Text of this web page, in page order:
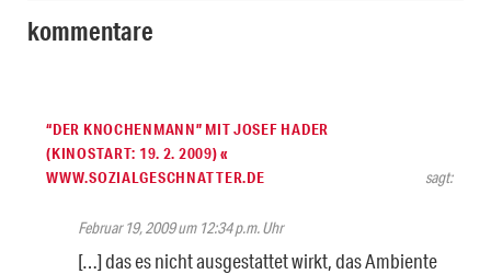
kommentare
“DER KNOCHENMANN” MIT JOSEF HADER
(KINOSTART: 19. 2. 2009) «
WWW.SOZIALGESCHNATTER.DE
sagt:
Februar 19, 2009 um 12:34 p.m. Uhr
[…] das es nicht ausgestattet wirkt, das Ambiente